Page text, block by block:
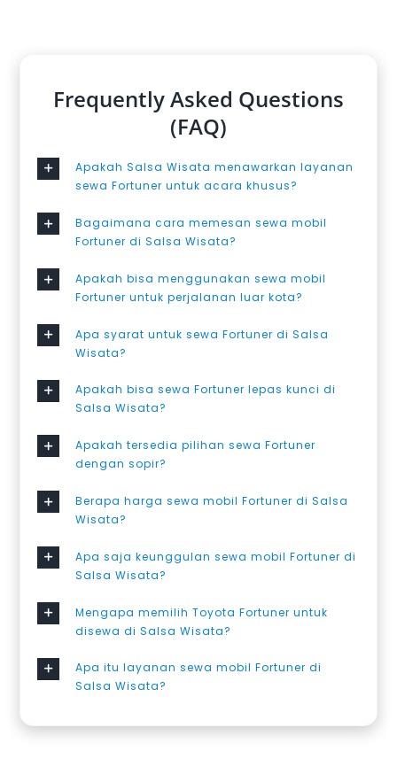
Frequently Asked Questions
(FAQ)
Apakah Salsa Wisata menawarkan layanan
sewa Fortuner untuk acara khusus?
Bagaimana cara memesan sewa mobil
Fortuner di Salsa Wisata?
Apakah bisa menggunakan sewa mobil
Fortuner untuk perjalanan luar kota?
Apa syarat untuk sewa Fortuner di Salsa
Wisata?
Apakah bisa sewa Fortuner lepas kunci di
Salsa Wisata?
Apakah tersedia pilihan sewa Fortuner
dengan sopir?
Berapa harga sewa mobil Fortuner di Salsa
Wisata?
Apa saja keunggulan sewa mobil Fortuner di
Salsa Wisata?
Mengapa memilih Toyota Fortuner untuk
disewa di Salsa Wisata?
Apa itu layanan sewa mobil Fortuner di
Salsa Wisata?